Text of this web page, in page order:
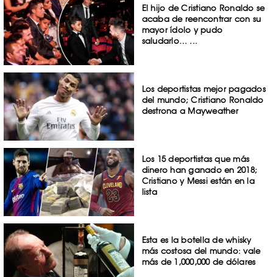
El hijo de Cristiano Ronaldo se
acaba de reencontrar con su
mayor ídolo y pudo
saludarlo… ...
Los deportistas mejor pagados
del mundo; Cristiano Ronaldo
destrona a Mayweather
Los 15 deportistas que más
dinero han ganado en 2018;
Cristiano y Messi están en la
lista
Esta es la botella de whisky
más costosa del mundo: vale
más de 1,000,000 de dólares